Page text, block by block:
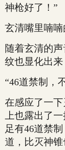
神枪好了！”
玄清嘴里喃喃
随着玄清的
纹也显化出来
“46道禁制，
在感应了一
上也露出了
足有46道禁
道，比灭神锥